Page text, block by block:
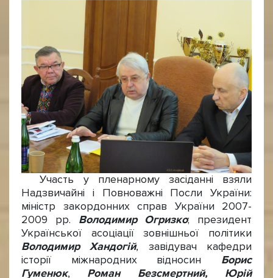
Участь у пленарному засіданні взяли
Надзвичайні і Повноважні Посли України:
міністр закордонних справ України 2007-
2009 рр. Володимир Огризко; президент
Української асоціації зовнішньої політики
Володимир Хандогій, завідувач кафедри
історії міжнародних відносин Борис
Гуменюк, Роман Безсмертний, Юрій